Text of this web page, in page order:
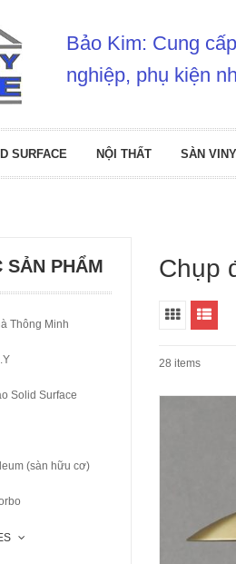
Bảo Kim: Cung
nghiệp, phụ kiện
SURFACE NỘI THẤT SÀN
SẢN PHẨM
Thông Minh
Solid Surface
(sàn hữu cơ)
Chụp
28 items